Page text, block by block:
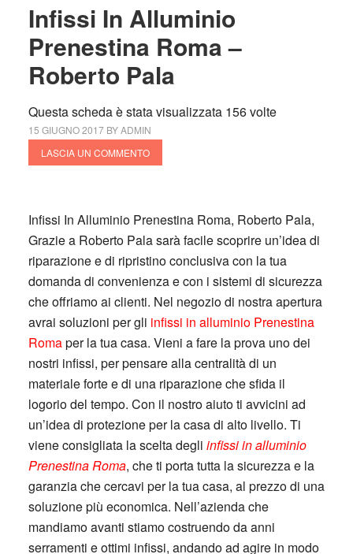
Infissi In Alluminio
Prenestina Roma –
Roberto Pala
Questa scheda è stata visualizzata 156 volte
15 GIUGNO 2017BYADMIN
LASCIA UN COMMENTO
Infissi In Alluminio Prenestina Roma, Roberto Pala,
Grazie a Roberto Pala sarà facile scoprire un’idea di
riparazione e di ripristino conclusiva con la tua
domanda di convenienza e con i sistemi di sicurezza
che offriamo ai clienti. Nel negozio di nostra apertura
avrai soluzioni per gli infissi in alluminio Prenestina
Romaper la tua casa. Vieni a fare la prova uno dei
nostri infissi, per pensare alla centralità di un
materiale forte e di una riparazione che sfida il
logorio del tempo. Con il nostro aiuto ti avvicini ad
un’idea di protezione per la casa di alto livello. Ti
viene consigliata la scelta degli infissi in alluminio
Prenestina Roma, che ti porta tutta la sicurezza e la
garanzia che cercavi per la tua casa, al prezzo di una
soluzione più economica. Nell’azienda che
mandiamo avanti stiamo costruendo da anni
serramenti e ottimi infissi, andando ad agire in modo